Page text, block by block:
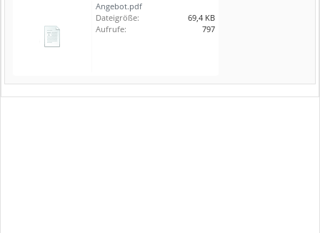
Angebot.pdf
Dateigröße:
69,4 KB
Aufrufe:
797